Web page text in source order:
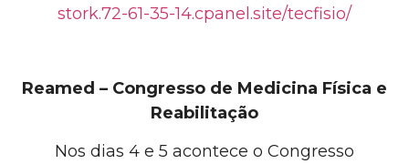
stork.72-61-35-14.cpanel.site/tecfisio/
Reamed – Congresso de Medicina Física e
Reabilitação
Nos dias 4 e 5 acontece o Congresso